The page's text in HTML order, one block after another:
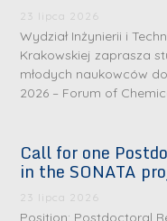
23 lipca 2026
Wydział Inżynierii i
Krakowskiej zaprasza
młodych naukowców
2026 – Forum of
Call for one
in the SONATA
23 lipca 2026